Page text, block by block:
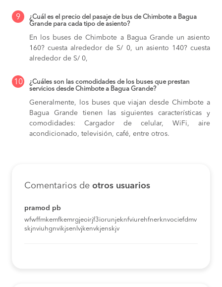
9
¿Cuál es el precio del pasaje de bus de Chimbote a Bagua
Grande para cada tipo de asiento?
En los buses de Chimbote a Bagua Grande un asiento
160? cuesta alrededor de S/ 0, un asiento 140? cuesta
alrededor de S/ 0,
10
¿Cuáles son las comodidades de los buses que prestan
servicios desde Chimbote a Bagua Grande?
Generalmente, los buses que viajan desde Chimbote a
Bagua Grande tienen las siguientes características y
comodidades: Cargador de celular, WiFi, aire
acondicionado, televisión, café, entre otros.
Comentarios de otros usuarios
pramod pb
wfwffmkemfkemrgjeoirjf3iorunjeknfviurehfnerknvociefdmv
skjnviuhgnvikjsenlvjkenvkjenskjv